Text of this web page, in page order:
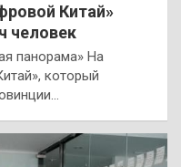
Китай»
человек
панорама» На
который